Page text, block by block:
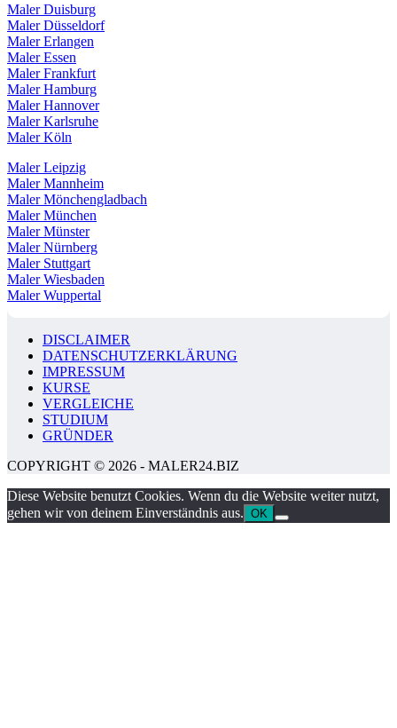
Maler Duisburg
Maler Düsseldorf
Maler Erlangen
Maler Essen
Maler Frankfurt
Maler Hamburg
Maler Hannover
Maler Karlsruhe
Maler Köln
Maler Leipzig
Maler Mannheim
Maler Mönchengladbach
Maler München
Maler Münster
Maler Nürnberg
Maler Stuttgart
Maler Wiesbaden
Maler Wuppertal
DISCLAIMER
DATENSCHUTZERKLÄRUNG
IMPRESSUM
KURSE
VERGLEICHE
STUDIUM
GRÜNDER
COPYRIGHT © 2026 - MALER24.BIZ
Diese Website benutzt Cookies. Wenn du die Website weiter nutzt,
gehen wir von deinem Einverständnis aus. OK